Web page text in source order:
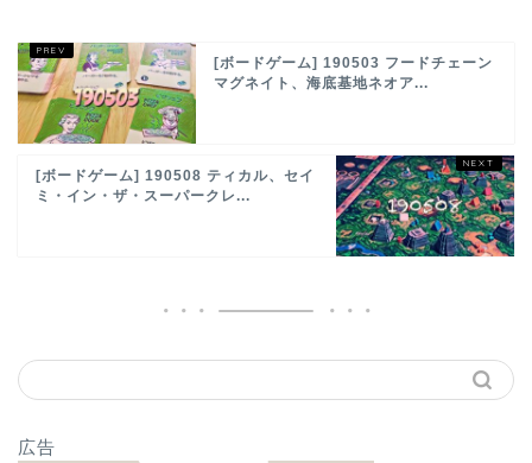
[ボードゲーム] 190503 フードチェーン
マグネイト、海底基地ネオア...
[ボードゲーム] 190508 ティカル、セイ
ミ・イン・ザ・スーパークレ...
広告